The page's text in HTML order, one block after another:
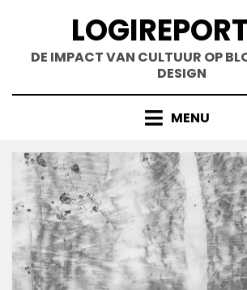
inhoudDE IMPACT VAN CULTUUR OP
DESIGN
MENU